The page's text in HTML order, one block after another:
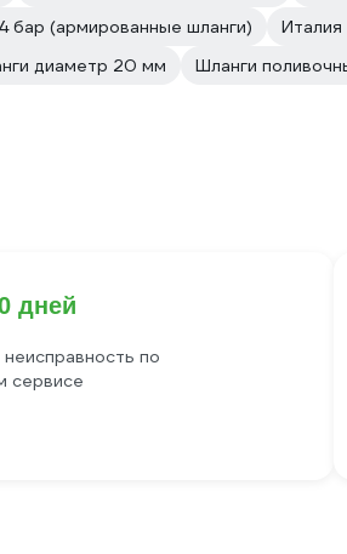
бар (армированные шланги)
диаметр 20 мм Шланги
дней
по
сервисе